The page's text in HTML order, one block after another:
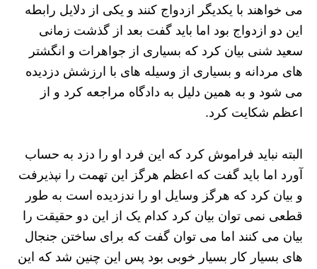
می خواهند با یکدیگر ازدواج کنند و یکی از دلایل رابطه
این دو ازدواج بود اما باید گفت بعد از گذشت زمانی
سعید شنی بیان کرد که بسیاری از جواهرات و انگشتر
های مردانه و بسیاری از وسیله های با ارزشش دزدیده
می شود و به همین دلیل به دادگاه مراجعه کرد و از
اعظم شکایت کرد.
البته نباید فراموش کرد که این فرد او را دزد به حساب
آورد اما باید گفت که اعظم هرگز این تهمت را نپذیرفت
و بیان کرد که هرگز وسایل او را ندزدیده است به طور
قطعی نمی توان بیان کرد کدام یک از این دو حقیقت را
بیان می‌ کنند اما می ‌توان گفت که برای ساختن جنجال
های بسیار کار بسیار خوبی بود پس این چنین شد که این